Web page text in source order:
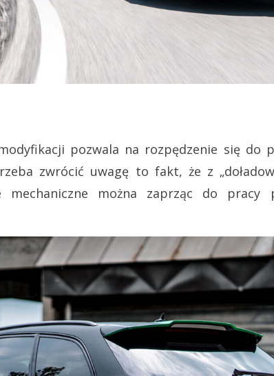
pozwala na rozpędzenie się do
zwrócić uwagę to fakt, że z
można zaprząc do pracy